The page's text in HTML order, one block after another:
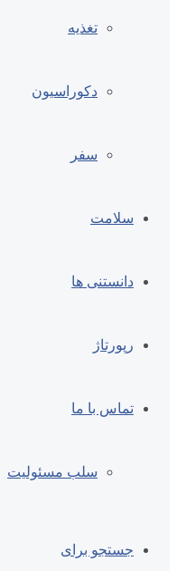
تغذیه
دکوراسیون
سفر
سلامت
دانستنی ها
رپورتاژ
تماس با ما
سلب مسئولیت
جستجو برای